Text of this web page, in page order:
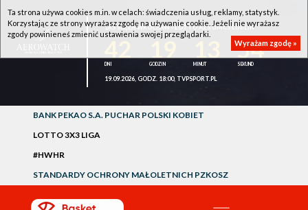
1KS ŚLĘZA WROCŁAW - LOTTO AZS UMCS LUBLIN
54
19.09.2026, GODZ. 18:00, TVPSPORT.PL
BANK PEKAO S.A. PUCHAR POLSKI KOBIET
LOTTO 3X3 LIGA
#HWHR
STANDARDY OCHRONY MAŁOLETNICH PZKOSZ
Ta strona używa cookies m.in. w celach: świadczenia usług, reklamy, statystyk.
Korzystając ze strony wyrażasz zgodę na używanie cookie. Jeżeli nie wyrażasz
zgody powinieneś zmienić ustawienia swojej przeglądarki.
Wyrażam zgodę »